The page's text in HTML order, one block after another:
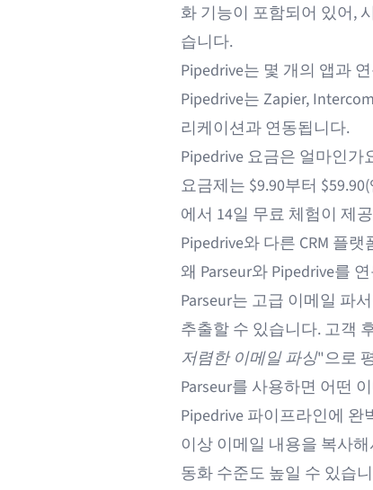
화 기능이 포함되어 있어,
습니다.
Pipedrive는 몇 개의 앱과
Pipedrive는 Zapier,
리케이션과 연동됩니다.
Pipedrive 요금은 얼마인가
요금제는 $9.90부터
에서 14일 무료 체험이 제
Pipedrive와 다른 CRM 플랫
왜 Parseur와 Pipedrive를
Parseur는 고급 이메일 파서
추출할 수 있습니다. 고객
저렴한 이메일 파싱"으로
Parseur를 사용하면 어떤
Pipedrive 파이프라인에
이상 이메일 내용을 복사
동화 수준도 높일 수 있습